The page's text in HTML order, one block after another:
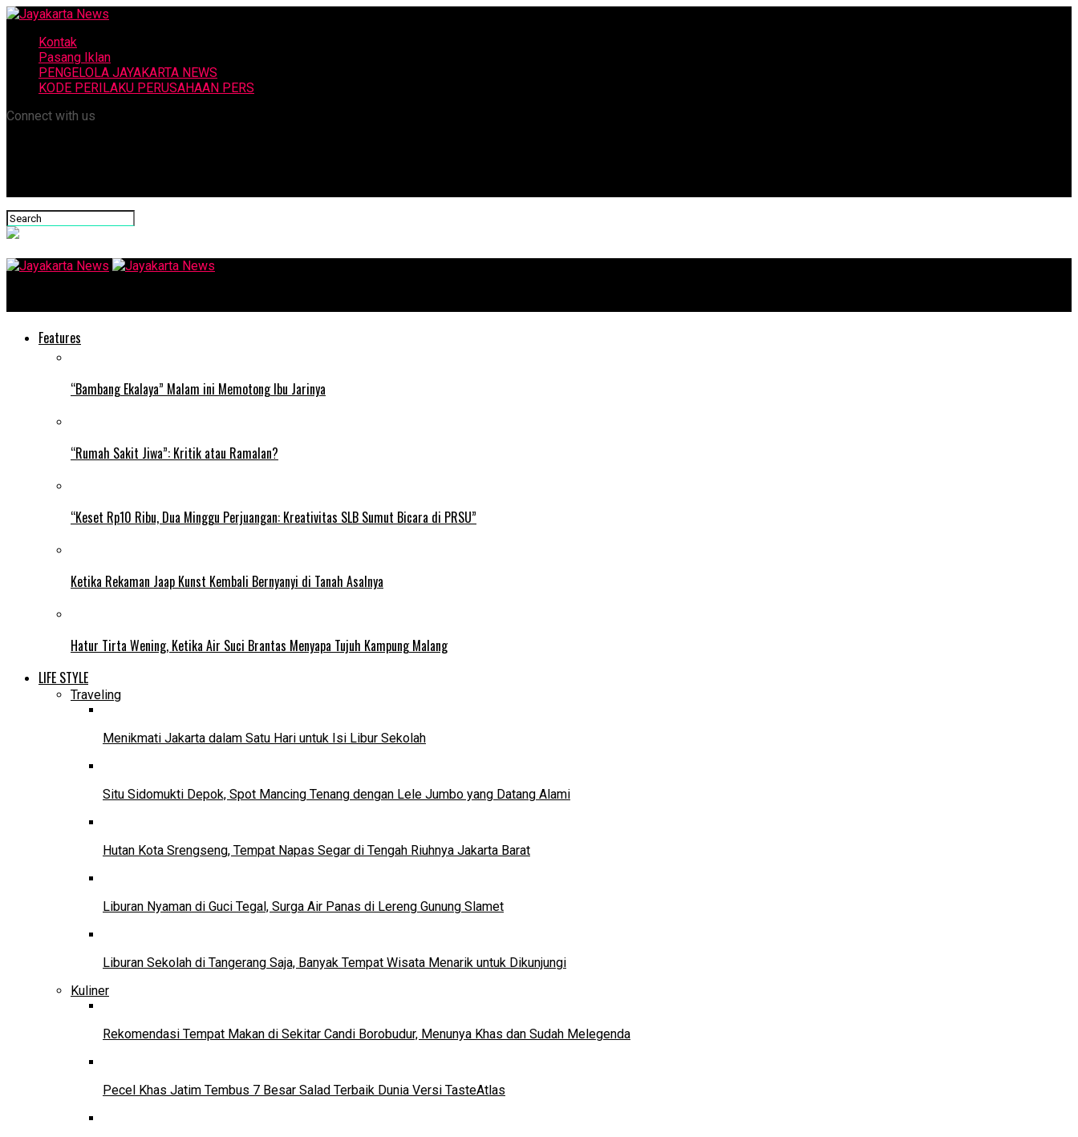
Kontak
Pasang Iklan
PENGELOLA JAYAKARTA NEWS
KODE PERILAKU PERUSAHAAN PERS
Connect with us
Features
“Bambang Ekalaya” Malam ini Memotong Ibu Jarinya
“Rumah Sakit Jiwa”: Kritik atau Ramalan?
“Keset Rp10 Ribu, Dua Minggu Perjuangan: Kreativitas SLB Sumut Bicara di PRSU”
Ketika Rekaman Jaap Kunst Kembali Bernyanyi di Tanah Asalnya
Hatur Tirta Wening, Ketika Air Suci Brantas Menyapa Tujuh Kampung Malang
LIFE STYLE
Traveling
Menikmati Jakarta dalam Satu Hari untuk Isi Libur Sekolah
Situ Sidomukti Depok, Spot Mancing Tenang dengan Lele Jumbo yang Datang Alami
Hutan Kota Srengseng, Tempat Napas Segar di Tengah Riuhnya Jakarta Barat
Liburan Nyaman di Guci Tegal, Surga Air Panas di Lereng Gunung Slamet
Liburan Sekolah di Tangerang Saja, Banyak Tempat Wisata Menarik untuk Dikunjungi
Kuliner
Rekomendasi Tempat Makan di Sekitar Candi Borobudur, Menunya Khas dan Sudah Melegenda
Pecel Khas Jatim Tembus 7 Besar Salad Terbaik Dunia Versi TasteAtlas